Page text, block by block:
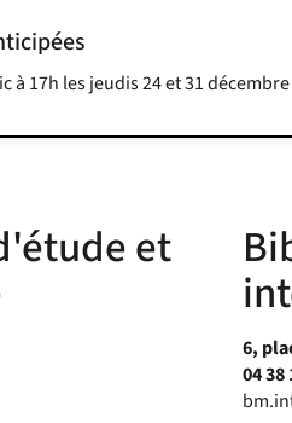
17h les jeudis 24 et 31 décembre
et
6,
04 38